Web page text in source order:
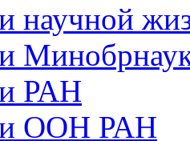
научной
РАН
ООН РАН